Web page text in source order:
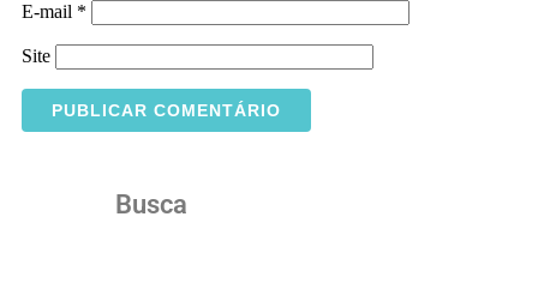
E-mail *
Site
Busca